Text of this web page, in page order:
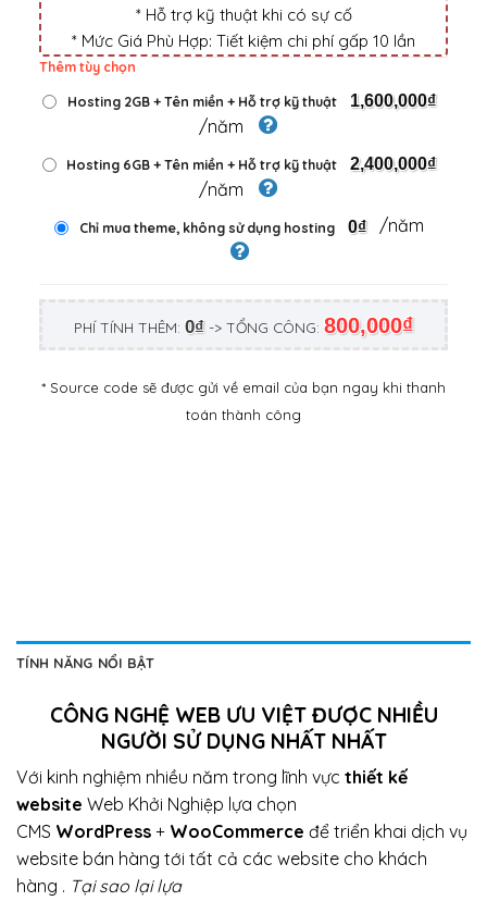
* Hỗ trợ kỹ thuật khi có sự cố
* Mức Giá Phù Hợp: Tiết kiệm chi phí gấp 10 lần
Thêm tùy chọn
Hosting 2GB + Tên miền + Hỗ trợ kỹ thuật 1,600,000₫
/năm
Hosting 6GB + Tên miền + Hỗ trợ kỹ thuật 2,400,000₫
/năm
Chỉ mua theme, không sử dụng hosting 0₫ /năm
PHÍ TÍNH THÊM: 0₫ -> TỔNG CÔNG: 800,000₫
* Source code sẽ được gửi về email của bạn ngay khi thanh
toán thành công
TÍNH NĂNG NỔI BẬT
CÔNG NGHỆ WEB ƯU VIỆT ĐƯỢC NHIỀU
NGƯỜI SỬ DỤNG NHẤT NHẤT
Với kinh nghiệm nhiều năm trong lĩnh vực thiết kế
website Web Khởi Nghiệp lựa chọn
CMS WordPress + WooCommerce để triển khai dịch vụ
website bán hàng tới tất cả các website cho khách
hàng . Tại sao lại lựa